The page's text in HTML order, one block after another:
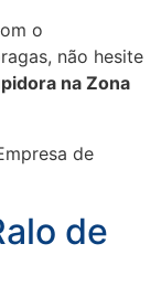
o
não hesite
na Zona
de